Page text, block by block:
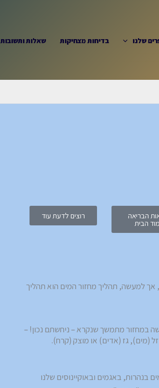
שלנו בדיחות מצחיקות שאלות ותשובות
הבריאה
הבית
רוצים לדעת עוד
אך למעשה, תהליך מחזור המים הוא תהליך
במחזור מתמשך שנקרא – ניחשתם נכון! –
(מים), גז (אדים) או מוצק (קרח).
באגמים ובאוקיינוסים שלנו